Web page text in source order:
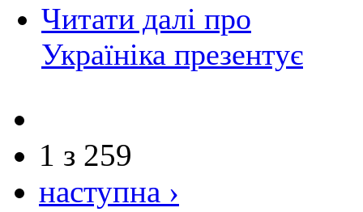
Читати далі про
Україніка презентує
1 з 259
наступна ›